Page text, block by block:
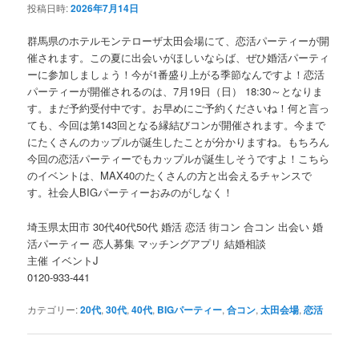
ン
ツ
へ
移
動
ツ
へ
移
動
投稿日時:2026年7月14日
群馬県のホテルモンテローザ太田会場にて、恋活パーティーが開
催されます。この夏に出会いがほしいならば、ぜひ婚活パーティ
ーに参加しましょう！今が1番盛り上がる季節なんですよ！恋活
パーティーが開催されるのは、7月19日（日） 18:30～となりま
す。まだ予約受付中です。お早めにご予約くださいね！何と言っ
ても、今回は第143回となる縁結びコンが開催されます。今まで
にたくさんのカップルが誕生したことが分かりますね。もちろん
今回の恋活パーティーでもカップルが誕生しそうですよ！こちら
のイベントは、MAX40のたくさんの方と出会えるチャンスで
す。社会人BIGパーティーおみのがしなく！
埼玉県太田市 30代40代50代 婚活 恋活 街コン 合コン 出会い 婚
活パーティー 恋人募集 マッチングアプリ 結婚相談
主催 イベントJ
0120-933-441
カテゴリー:20代,30代,40代, BIGパーティー,合コン,太田会場,恋活